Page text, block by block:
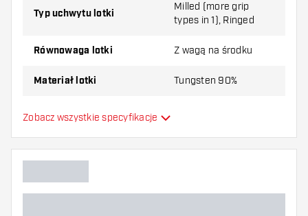
Typ uchwytu lotki
Milled (more grip
types in 1), Ringed
Równowaga lotki Z wagą na środku
Materiał lotki Tungsten 90%
Typ Dartowy chwyt na nos
Gracz w darta
Zobacz wszystkie specyfikacje